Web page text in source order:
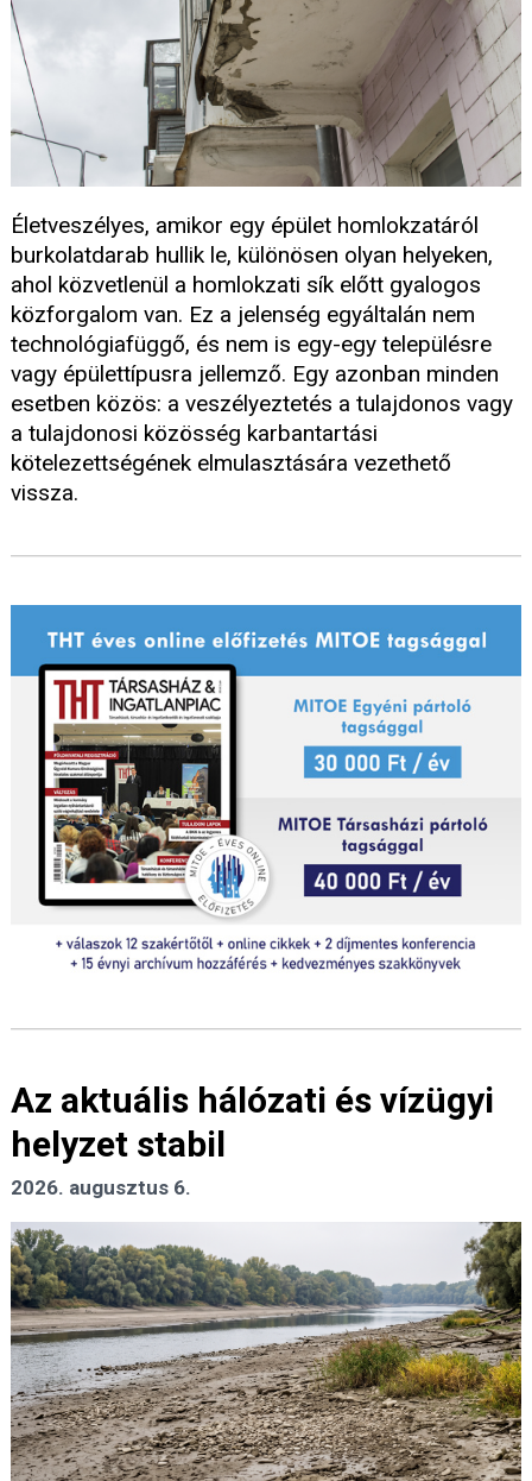
Életveszélyes, amikor egy épület homlokzatáról
burkolatdarab hullik le, különösen olyan helyeken,
ahol közvetlenül a homlokzati sík előtt gyalogos
közforgalom van. Ez a jelenség egyáltalán nem
technológiafüggő, és nem is egy-egy településre
vagy épülettípusra jellemző. Egy azonban minden
esetben közös: a veszélyeztetés a tulajdonos vagy
a tulajdonosi közösség karbantartási
kötelezettségének elmulasztására vezethető
vissza.
Az aktuális hálózati és vízügyi
helyzet stabil
2026. augusztus 6.